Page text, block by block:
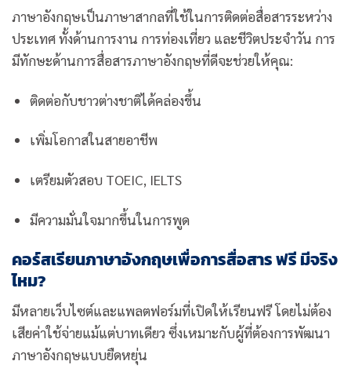
ภาษาอังกฤษเป็นภาษาสากลที่ใช้ในการติดต่อสื่อสารระหว่าง
ประเทศ ทั้งด้านการงาน การท่องเที่ยว และชีวิตประจำวัน การ
มีทักษะด้านการสื่อสารภาษาอังกฤษที่ดีจะช่วยให้คุณ:
ติดต่อกับชาวต่างชาติได้คล่องขึ้น
เพิ่มโอกาสในสายอาชีพ
เตรียมตัวสอบ TOEIC, IELTS
มีความมั่นใจมากขึ้นในการพูด
คอร์สเรียนภาษาอังกฤษเพื่อการสื่อสาร ฟรี มีจริง
ไหม?
มีหลายเว็บไซต์และแพลตฟอร์มที่เปิดให้เรียนฟรี โดยไม่ต้อง
เสียค่าใช้จ่ายแม้แต่บาทเดียว ซึ่งเหมาะกับผู้ที่ต้องการพัฒนา
ภาษาอังกฤษแบบยืดหยุ่น